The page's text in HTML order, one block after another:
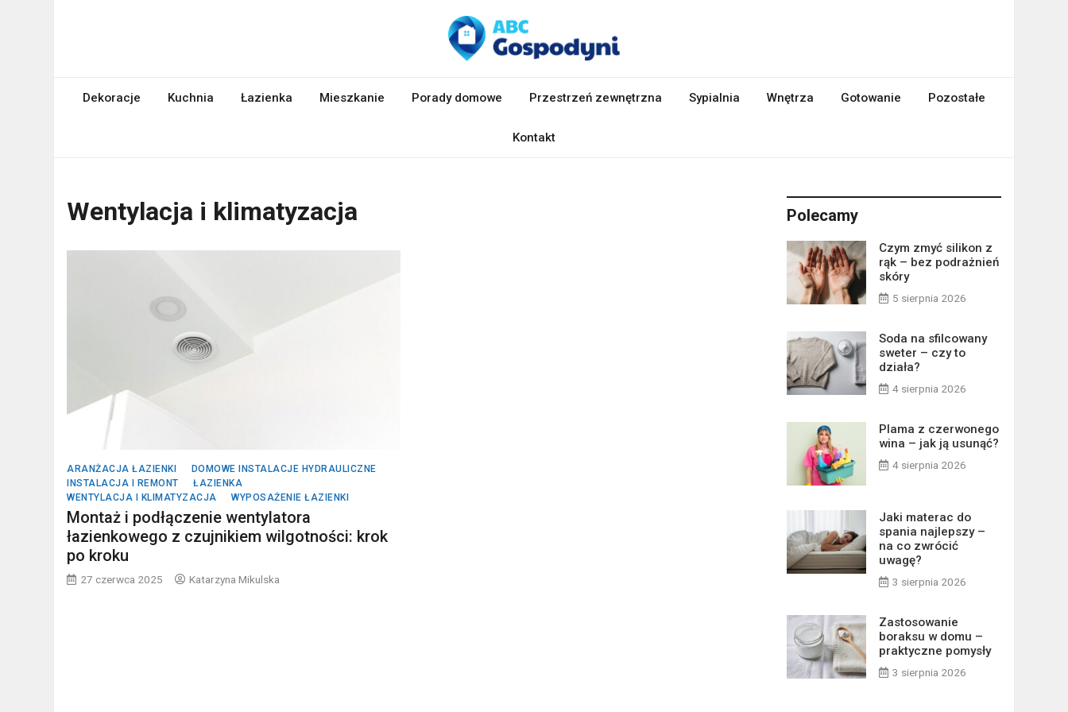
abcgospodyni.pl
Dekoracje Kuchnia Łazienka Mieszkanie Porady domowe Przestrzeń zewnętrzna Sypialnia Wnętrza Gotowanie Pozostałe
Kontakt
Wentylacja i klimatyzacja
ARANŻACJA ŁAZIENKI
DOMOWE INSTALACJE HYDRAULICZNE
INSTALACJA I REMONT
ŁAZIENKA
WENTYLACJA I KLIMATYZACJA
WYPOSAŻENIE ŁAZIENKI
Montaż i podłączenie wentylatora
łazienkowego z czujnikiem wilgotności: krok
po kroku
27 czerwca 2025 Katarzyna Mikulska
Polecamy
Czym zmyć silikon z
rąk – bez podrażnień
skóry
5 sierpnia 2026
Soda na sfilcowany
sweter – czy to
działa?
4 sierpnia 2026
Plama z czerwonego
wina – jak ją usunąć?
4 sierpnia 2026
Jaki materac do
spania najlepszy –
na co zwrócić
uwagę?
3 sierpnia 2026
Zastosowanie
boraksu w domu –
praktyczne pomysły
3 sierpnia 2026